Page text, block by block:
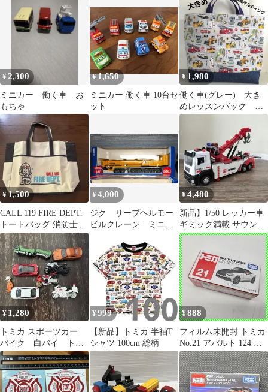
物搬送車
¥ 2,300
ミニカー 働く車 お
もちゃ
¥1,650
ミニカー 働く車 10台セ
ット
¥ 1,980
働く車(グレー) 大き
めレッスンバック ハ
ンドメイド
¥1,500
CALL 119 FIRE DEPT.
トートバッグ 消防士デ
ザイン
¥4,000
ジク リープヘルモー
ビルクレーン ミニカ
¥4,480
新品】1/50 レッカー車
ギミック満載 サウンド
＆ライト プルバック ミ
ニカー
¥ 1,280
トミカ スポーツカー
バイク 白バイ トラ
ック プリウス GT-R
まとめ売り
¥ 999
【新品】トミカ 半袖T
シャツ 100cm 総柄
¥888
フィルム未開封 トミカ
No.21 アバルト 124 ス
パイダー 1/57 廃盤
TOMICA タカラトミー
ミニカー 保管品